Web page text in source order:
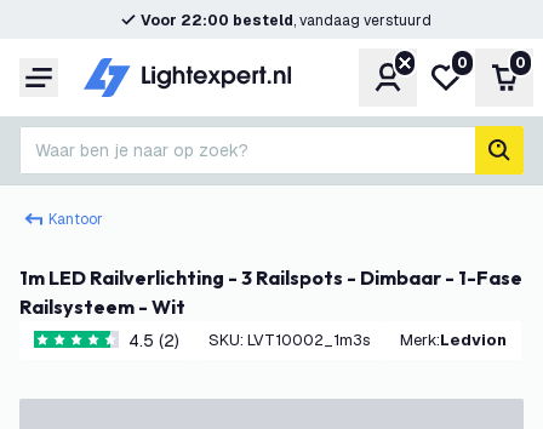
Voor 22:00 besteld, vandaag verstuurd
Menu Account
Mijn
0 0
Waar ben je naar op zoek?
Kantoor
1m LED Railverlichting - 3 Railspots - Dimbaar - 1-Fase
Railsysteem - Wit
4.5 score sterren
4.5 (2) SKU: LVT10002_1m3s Merk: Ledvion